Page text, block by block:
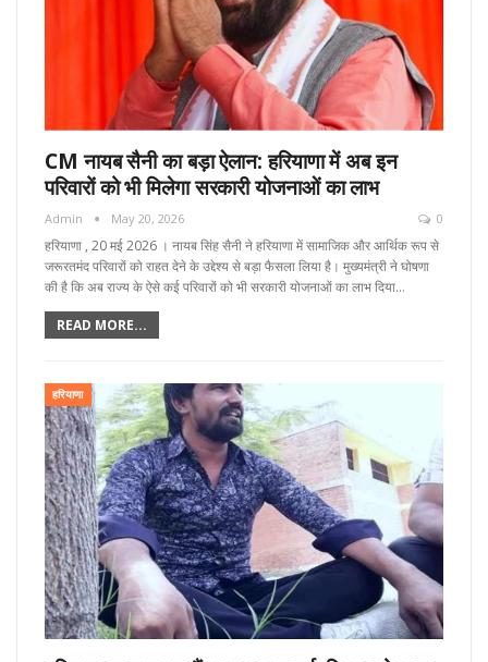
CM नायब सैनी का बड़ा ऐलान: हरियाणा में अब इन
परिवारों को भी मिलेगा सरकारी योजनाओं का लाभ
Admin May 20, 2026 0
हरियाणा , 20 मई 2026 । नायब सिंह सैनी ने हरियाणा में सामाजिक और आर्थिक रूप से
जरूरतमंद परिवारों को राहत देने के उद्देश्य से बड़ा फैसला लिया है। मुख्यमंत्री ने घोषणा
की है कि अब राज्य के ऐसे कई परिवारों को भी सरकारी योजनाओं का लाभ दिया…
READ MORE...
हरियाणा